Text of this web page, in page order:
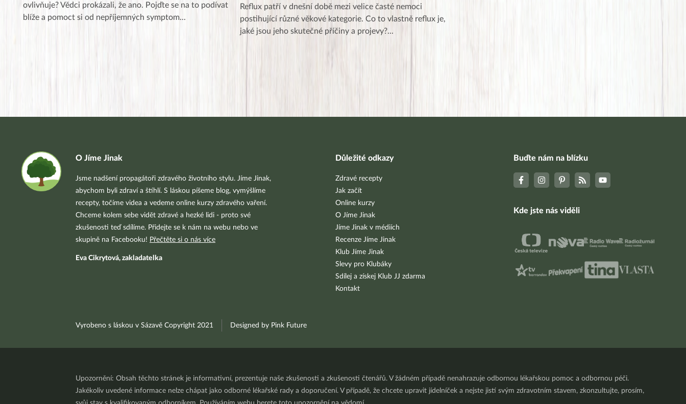
ovlivňuje? Vědci prokázali, že ano. Pojďte se na to podívat
blíže a pomoct si od nepříjemných symptom...
Reflux patří v dnešní době mezi velice časté nemoci
postihující různé věkové kategorie. Co to vlastně reflux je,
jaké jsou jeho skutečné příčiny a projevy?...
O Jíme Jinak
Jsme nadšení propagátoři zdravého životního stylu. Jíme Jinak,
abychom byli zdraví a štíhlí. S láskou píšeme blog, vymýšlíme
recepty, točíme videa a vedeme online kurzy zdravého vaření.
Chceme kolem sebe vidět zdravé a hezké lidi - proto své
zkušenosti teď sdílíme. Přidejte se k nám na webu nebo ve
skupině na Facebooku! Přečtěte si o nás více
Eva Cikrytová, zakladatelka
Důležité odkazy
Zdravé recepty
Jak začít
Online kurzy
O Jíme Jinak
Jíme Jinak v médiích
Recenze Jíme Jinak
Klub Jíme Jinak
Slevy pro Klubáky
Sdílej a získej Klub JJ zdarma
Kontakt
Buďte nám na blízku
Kde jste nás viděli
Vyrobeno s láskou v Sázavě Copyright 2021 Designed by Pink Future
Upozornění: Obsah těchto stránek je informativní, prezentuje naše zkušenosti a zkušenosti čtenářů. V žádném případě nenahrazuje odbornou lékařskou pomoc a odbornou péči.
Jakékoliv uvedené informace nelze chápat jako odborné lékařské rady a doporučení. V případě, že chcete upravit jídelníček a nejste jistí svým zdravotním stavem, zkonzultujte, prosím,